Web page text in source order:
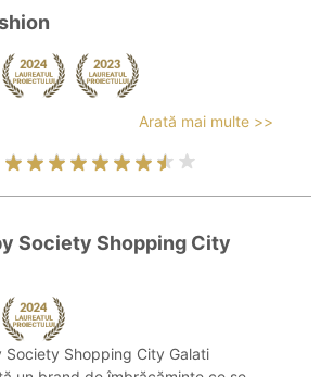
Arată mai multe >>
Society Shopping City
Society Shopping City Galati